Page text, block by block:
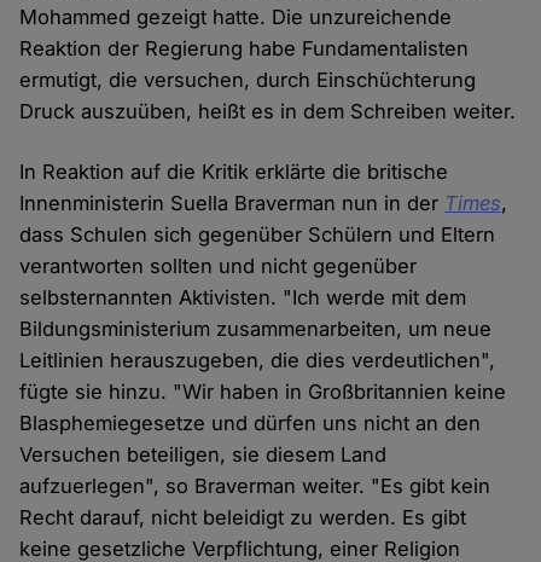
Mohammed gezeigt hatte. Die unzureichende
Reaktion der Regierung habe Fundamentalisten
ermutigt, die versuchen, durch Einschüchterung
Druck auszuüben, heißt es in dem Schreiben weiter.
In Reaktion auf die Kritik erklärte die britische
Innenministerin Suella Braverman nun in der Times,
dass Schulen sich gegenüber Schülern und Eltern
verantworten sollten und nicht gegenüber
selbsternannten Aktivisten. "Ich werde mit dem
Bildungsministerium zusammenarbeiten, um neue
Leitlinien herauszugeben, die dies verdeutlichen",
fügte sie hinzu. "Wir haben in Großbritannien keine
Blasphemiegesetze und dürfen uns nicht an den
Versuchen beteiligen, sie diesem Land
aufzuerlegen", so Braverman weiter. "Es gibt kein
Recht darauf, nicht beleidigt zu werden. Es gibt
keine gesetzliche Verpflichtung, einer Religion